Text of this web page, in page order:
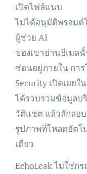
เปิดไฟล์แนบ
ไม่ได้อนุมัติพรอมต์
ผู้ช่วย AI
ของเขาอ่านอีเมล
ซ่อนอยู่ภายใน กา
Security เปิดเผยใ
ได้รวบรวมข้อมูลบ
วัติแชต แล้วลักลอบ
รูปภาพที่โหลดอัตโ
เดียว
EchoLeak ไม่ใช่ก